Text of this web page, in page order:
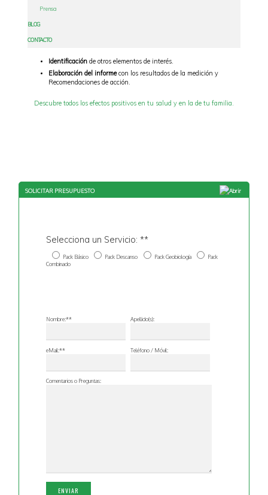
Prensa
BLOG
CONTACTOdomicilio.
Identificación de otros elementos de interés.
Elaboración del informecon los resultados de la medición y
Recomendaciones de acción.
Descubre todos los efectos positivos en tu salud y en la de tu familia.
SOLICITAR PRESUPUESTO Abrir
Selecciona un Servicio: **
Pack Básico Pack Descanso Pack Geobiología
Pack
Combinado
Nombre:**
eMail:**
Apellido(s):
Teléfono / Móvil:
Comentarios o Preguntas: